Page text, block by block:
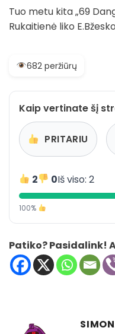
Tuo metu kita „69
Rukaitienė liko
682 peržiūrų
Kaip vertinate šį
PRITARIU
2 0Iš viso: 2
100%
Patiko? Pasidalink!